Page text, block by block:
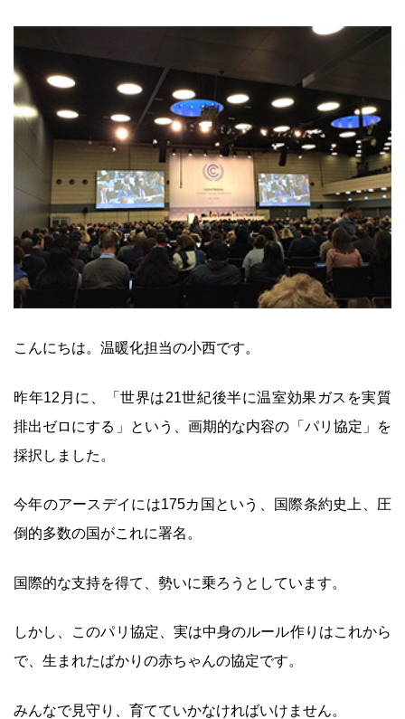
こんにちは。温暖化担当の小西です。
昨年12月に、「世界は21世紀後半に温室効果ガスを実質
排出ゼロにする」という、画期的な内容の「パリ協定」を
採択しました。
今年のアースデイには175カ国という、国際条約史上、圧
倒的多数の国がこれに署名。
国際的な支持を得て、勢いに乗ろうとしています。
しかし、このパリ協定、実は中身のルール作りはこれから
で、生まれたばかりの赤ちゃんの協定です。
みんなで見守り、育てていかなければいけません。